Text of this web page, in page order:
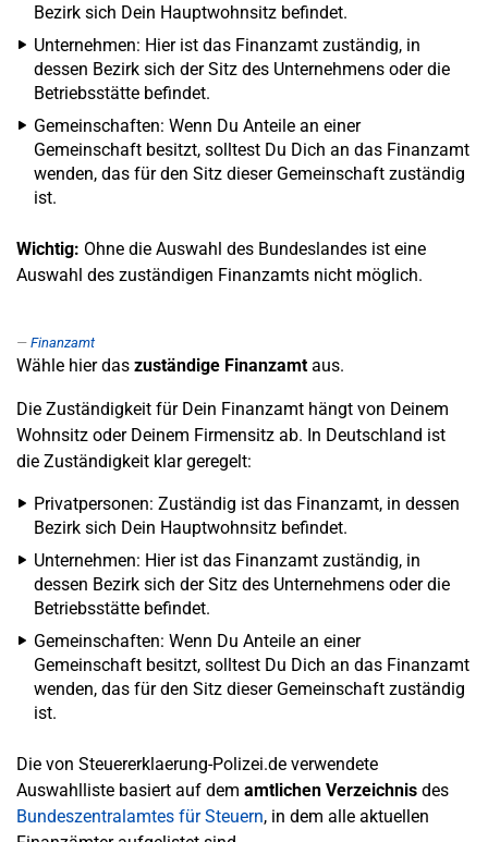
Bezirk sich Dein Hauptwohnsitz befindet.
Unternehmen: Hier ist das Finanzamt zuständig, in
dessen Bezirk sich der Sitz des Unternehmens oder die
Betriebsstätte befindet.
Gemeinschaften: Wenn Du Anteile an einer
Gemeinschaft besitzt, solltest Du Dich an das Finanzamt
wenden, das für den Sitz dieser Gemeinschaft zuständig
ist.
Wichtig: Ohne die Auswahl des Bundeslandes ist eine
Auswahl des zuständigen Finanzamts nicht möglich.
Finanzamt
Wähle hier das zuständige Finanzamtaus.
Die Zuständigkeit für Dein Finanzamt hängt von Deinem
Wohnsitz oder Deinem Firmensitz ab. In Deutschland ist
die Zuständigkeit klar geregelt:
Privatpersonen: Zuständig ist das Finanzamt, in dessen
Bezirk sich Dein Hauptwohnsitz befindet.
Unternehmen: Hier ist das Finanzamt zuständig, in
dessen Bezirk sich der Sitz des Unternehmens oder die
Betriebsstätte befindet.
Gemeinschaften: Wenn Du Anteile an einer
Gemeinschaft besitzt, solltest Du Dich an das Finanzamt
wenden, das für den Sitz dieser Gemeinschaft zuständig
ist.
Die von Steuererklaerung-Polizei.de verwendete
Auswahlliste basiert auf dem amtlichen Verzeichnis des
Bundeszentralamtes für Steuern, in dem alle aktuellen